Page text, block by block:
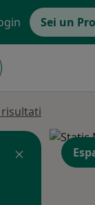
Sei un